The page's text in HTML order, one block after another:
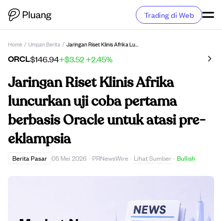
Trading di Web
Home / Umpan Berita / Jaringan Riset Klinis Afrika Luncurkan Uji Coba Pertama Berbasis Oracle Untuk Atasi Pre-Eklampsia
ORCL$146.94+$3.52+2.45%
Jaringan Riset Klinis Afrika
luncurkan uji coba pertama
berbasis Oracle untuk atasi pre-
eklampsia
Berita Pasar 05 Mei 2026 · PRNewsWire · Lihat Sumber · Bullish